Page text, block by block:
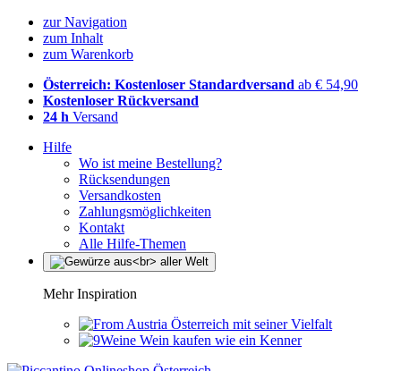
zur Navigation
zum Inhalt
zum Warenkorb
Österreich: Kostenloser Standardversand ab € 54,90
Kostenloser Rückversand
24 h Versand
Hilfe
Wo ist meine Bestellung?
Rücksendungen
Versandkosten
Zahlungsmöglichkeiten
Kontakt
Alle Hilfe-Themen
Mehr Inspiration
Österreich mit seiner Vielfalt
Wein kaufen wie ein Kenner